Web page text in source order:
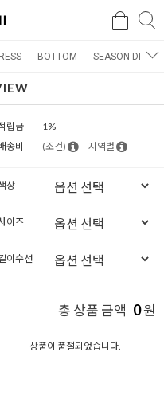
검색
BOTTOM SEASON DRESS
립금
1%
송비
(조건) 지역별
상
이즈
이수선
총 상품 금액 0원
상품이 품절되었습니다.